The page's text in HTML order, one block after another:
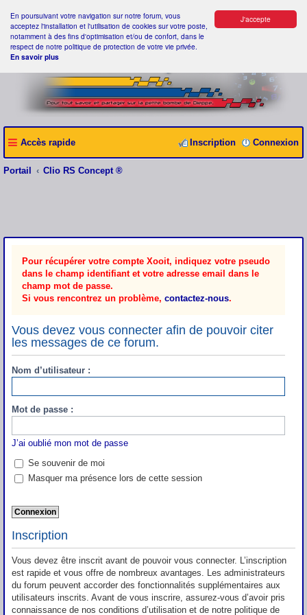
J'accepte
En poursuivant votre navigation sur notre forum, vous
acceptez l'installation et l'utilisation de cookies sur votre poste,
notamment à des fins d'optimisation et/ou de confort, dans le
respect de notre politique de protection de votre vie privée.
En savoir plus
Accès rapide Connexion
Inscription
Portail Clio RS Concept ®
Pour récupérer votre compte Xooit, indiquez votre pseudo
dans le champ identifiant et votre adresse email dans le
champ mot de passe.
Si vous rencontrez un problème, contactez-nous.
Vous devez vous connecter afin de pouvoir citer
les messages de ce forum.
Nom d’utilisateur :
Mot de passe :
J’ai oublié mon mot de passe
Se souvenir de moi
Masquer ma présence lors de cette session
Inscription
Vous devez être inscrit avant de pouvoir vous connecter. L’inscription
est rapide et vous offre de nombreux avantages. Les administrateurs
du forum peuvent accorder des fonctionnalités supplémentaires aux
utilisateurs inscrits. Avant de vous inscrire, assurez-vous d’avoir pris
connaissance de nos conditions d’utilisation et de notre politique de